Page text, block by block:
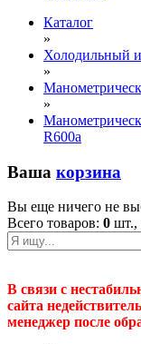
Каталог
»
Холодильный
»
»
R600a
Ваша корзина
Вы еще ничего не
Всего товаров: 0 шт.,
В связи с
сайта
менеджер после